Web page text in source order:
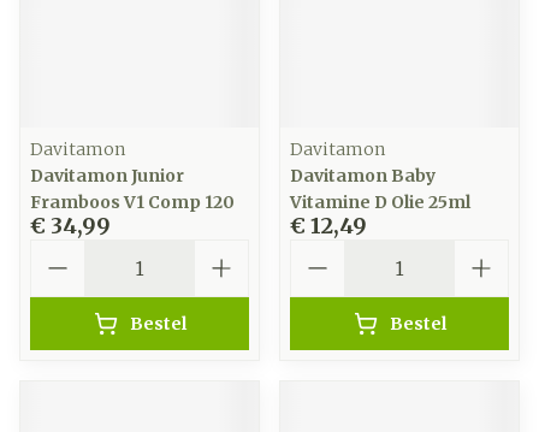
Davitamon
Davitamon Junior
Framboos V1 Comp 120
€ 34,99
Bestel
Davitamon
Davitamon Baby
Vitamine D Olie 25ml
€ 12,49
Bestel